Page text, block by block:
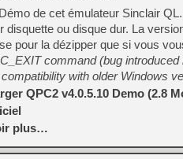
de cet émulateur Sinclair
disquette ou disque dur. La
pour la dézipper que si vous
command (bug introduced
with older Windows
QPC2 v4.0.5.10 Demo (2.8
plus…